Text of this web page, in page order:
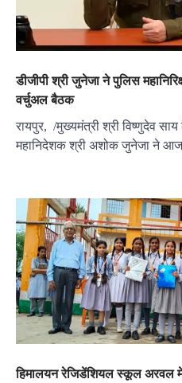
डीजीपी श्री जुनेजा ने पुलिस
वर्चुअल बैठक
रायपुर, /मुख्यमंत्री श्री विष्णुदेव
महानिदेशक श्री अशोक जुनेजा ने
हिमालयन रेजिडेंशियल स्कूल अरवल